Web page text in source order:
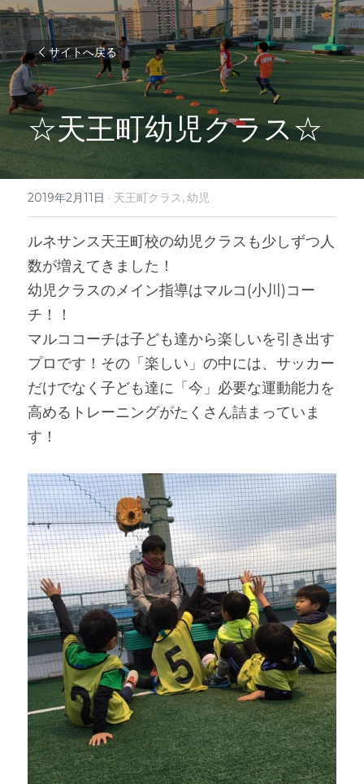
サイトへ戻る
☆天王町幼児クラス☆
2019年2月11日 · 天王町クラス,幼児
ルネサンス天王町校の幼児クラスも少しずつ人
数が増えてきました！
幼児クラスのメイン指導はマルコ(小川)コー
チ！！
マルココーチは子ども達から楽しいを引き出す
プロです！その「楽しい」の中には、サッカー
だけでなく子ども達に「今」必要な運動能力を
高めるトレーニングがたくさん詰まっていま
す！